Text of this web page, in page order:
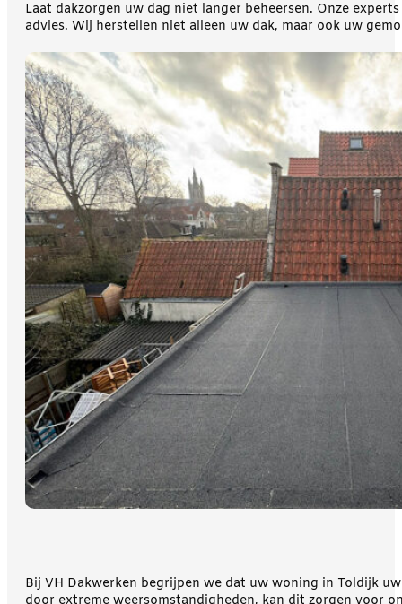
Laat dakzorgen uw dag niet langer beheersen. Onze
advies. Wij herstellen niet alleen uw dak, maar ook uw
Bij VH Dakwerken begrijpen we dat uw woning in Toldijk